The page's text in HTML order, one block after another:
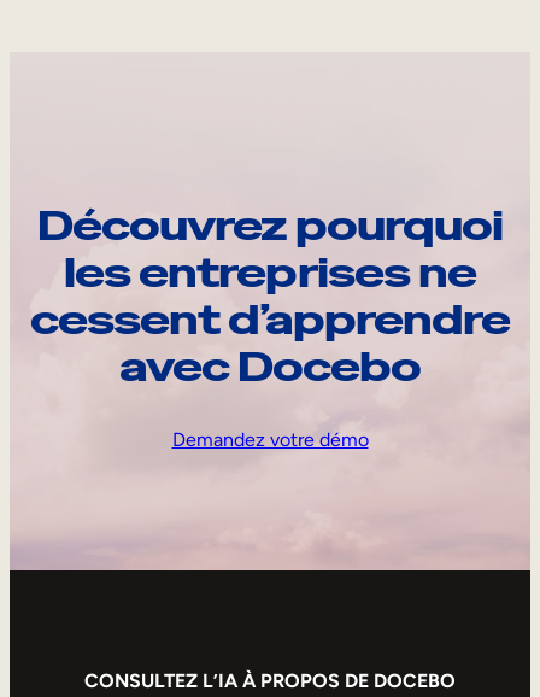
Découvrez pourquoi
les entreprises ne
cessent d’apprendre
avec Docebo
Demandez votre démo
CONSULTEZ L’IA À PROPOS DE DOCEBO